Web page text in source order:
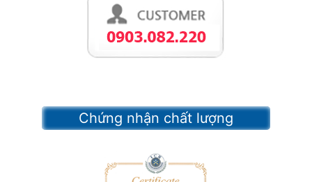
Chứng nhận chất lượng